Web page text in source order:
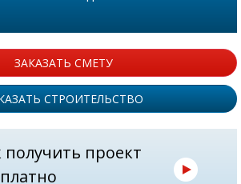
ЗАКАЗАТЬ СМЕТУ
СТРОИТЕЛЬСТВО
получить проект